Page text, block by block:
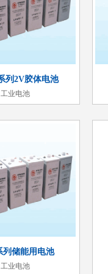
列2V胶体电池
工业电池
列储能用电池
工业电池